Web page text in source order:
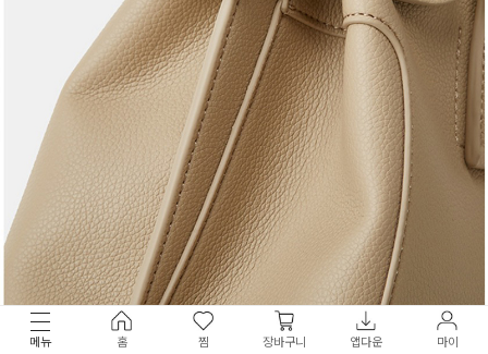
메뉴 홈 찜 장바구니 앱다운 마이